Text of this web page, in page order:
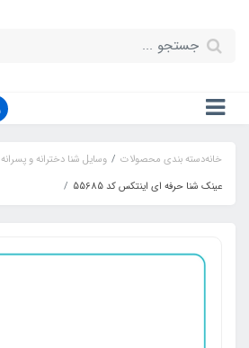
خانهدسته بندی محصولات وسایل شنا دخترانه و پسرانه
عینک شنا حرفه ای اینتکس کد 55685